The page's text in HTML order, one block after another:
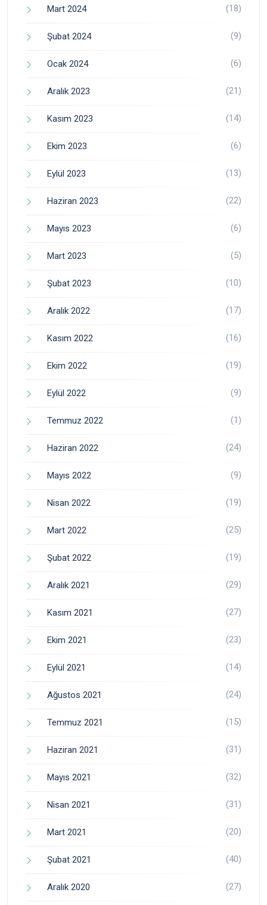
Mart 2024 (18)
Şubat 2024 (9)
Ocak 2024 (6)
Aralık 2023 (21)
Kasım 2023 (14)
Ekim 2023 (6)
Eylül 2023 (13)
Haziran 2023 (22)
Mayıs 2023 (6)
Mart 2023 (5)
Şubat 2023 (10)
Aralık 2022 (17)
Kasım 2022 (16)
Ekim 2022 (19)
Eylül 2022 (9)
Temmuz 2022 (1)
Haziran 2022 (24)
Mayıs 2022 (9)
Nisan 2022 (19)
Mart 2022 (25)
Şubat 2022 (19)
Aralık 2021 (29)
Kasım 2021 (27)
Ekim 2021 (23)
Eylül 2021 (14)
Ağustos 2021 (24)
Temmuz 2021 (15)
Haziran 2021 (31)
Mayıs 2021 (32)
Nisan 2021 (31)
Mart 2021 (20)
Şubat 2021 (40)
Aralık 2020 (27)